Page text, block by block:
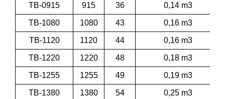
TB-0915 915 36 0,14 m3
TB-1080 1080 43 0,16 m3
TB-1120 1120 44 0,16 m3
TB-1220 1220 48 0,18 m3
TB-1255 1255 49 0,19 m3
TB-1380 1380 54 0,25 m3